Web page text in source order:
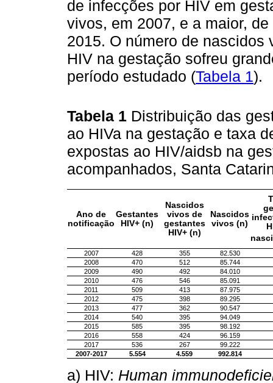
de infecções por HIV em
vivos, em 2007, e a maior,
2015. O número de
HIV na gestação sofreu
período estudado (Tabela 1).
Tabela 1 Distribuição das
ao HIVa na gestação e taxa
expostas ao HIV/aidsb na
acompanhados, Santa
Ano de
notificação
Gestantes
HIV+ (n)
Nascidos
vivos de
gestantes
HIV+ (n)
Nascidos
vivos (n)
2007 428 355
82.530
2008
470 512
85.744
2009
490 492
84.010
2010
476 546
85.091
2011
509 413
87.975
2012
475 398
89.295
2013
477 362
90.547
2014
540 395
94.049
2015
585 395
98.192
2016
558 424
96.159
2017
536 267
99.222
2007-2017
5.554 4.559 992.814
a) HIV: Human